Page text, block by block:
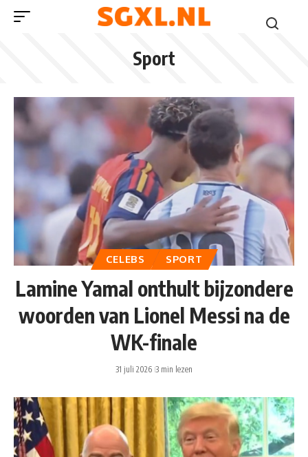
Sport
CELEBS SPORT
Lamine Yamal onthult bijzondere
woorden van Lionel Messi na de
WK-finale
31 juli 2026 3 min lezen